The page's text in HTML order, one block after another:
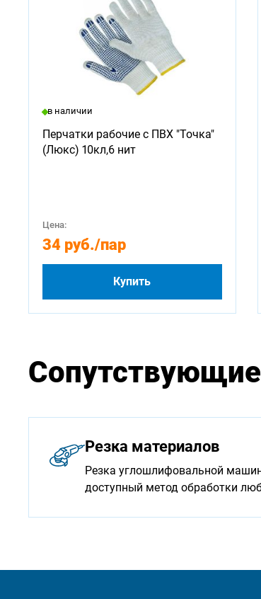
в наличии
Перчатки рабочие с ПВХ "Точка"
(Люкс) 10кл,6 нит
Цена:
34 руб./пар
Купить
Сопутствующие
Резка материалов
Резка углошлифовальной
доступный метод обработки